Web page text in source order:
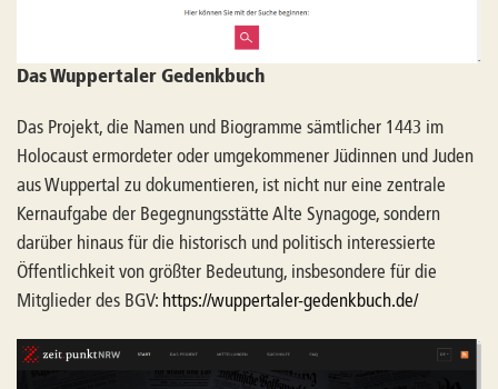
Das Wuppertaler Gedenkbuch
Das Projekt, die Namen und Biogramme sämtlicher 1443 im
Holocaust ermordeter oder umgekommener Jüdinnen und Juden
aus Wuppertal zu dokumentieren, ist nicht nur eine zentrale
Kernaufgabe der Begegnungsstätte Alte Synagoge, sondern
darüber hinaus für die historisch und politisch interessierte
Öffentlichkeit von größter Bedeutung, insbesondere für die
Mitglieder des BGV: https://wuppertaler-gedenkbuch.de/